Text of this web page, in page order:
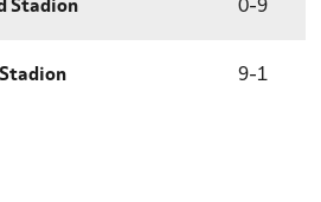
Stadion 0-9
9-1